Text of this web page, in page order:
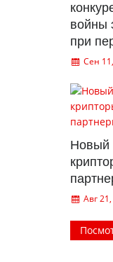
войны
при
Сен
Новый
Авг